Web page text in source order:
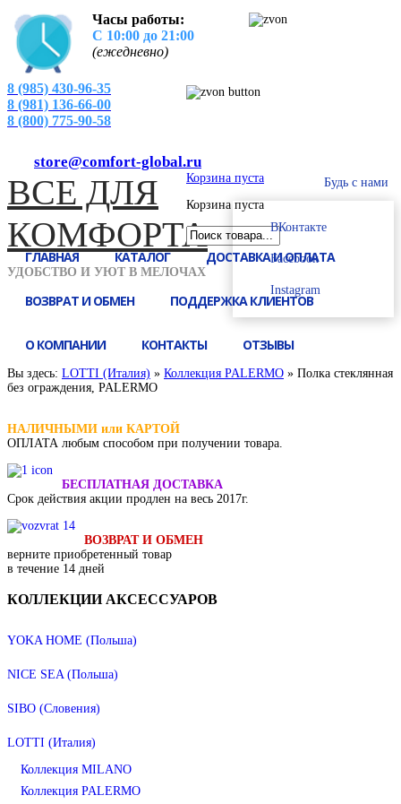
Часы работы:
С 10:00 до 21:00
(ежедневно)
8 (985) 430-96-35
8 (981) 136-66-00
8 (800) 775-90-58
store@comfort-global.ru
Будь с нами
ВКонтакте
Facebook
Instagram
ВСЕ ДЛЯ
КОМФОРТА
УДОБСТВО И УЮТ В МЕЛОЧАХ
Корзина пуста
Корзина пуста
ГЛАВНАЯ КАТАЛОГ ДОСТАВКА И ОПЛАТА
ВОЗВРАТ И ОБМЕН ПОДДЕРЖКА КЛИЕНТОВ
О КОМПАНИИ КОНТАКТЫ ОТЗЫВЫ
Вы здесь: LOTTI (Италия) » Коллекция PALERMO » Полка стеклянная
без ограждения, PALERMO
НАЛИЧНЫМИ или КАРТОЙ
ОПЛАТА любым способом при получении товара.
БЕСПЛАТНАЯ ДОСТАВКА
Срок действия акции продлен на весь 2017г.
ВОЗВРАТ И ОБМЕН
верните приобретенный товар
в течение 14 дней
КОЛЛЕКЦИИАКСЕССУАРОВ
YOKA HOME (Польша)
NICE SEA (Польша)
SIBO (Словения)
LOTTI (Италия)
Коллекция MILANO
Коллекция PALERMO